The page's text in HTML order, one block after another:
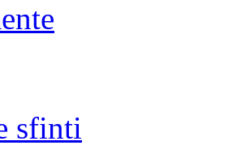
sfinti